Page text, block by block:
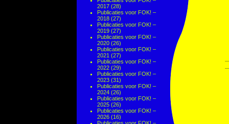
2017 (28)
Publicaties voor FOK! –
2018 (27)
Publicaties voor FOK! –
2019 (27)
Publicaties voor FOK! –
2020 (26)
Publicaties voor FOK! –
2021 (27)
Publicaties voor FOK! –
2022 (29)
Publicaties voor FOK! –
2023 (31)
Publicaties voor FOK! –
2024 (26)
Publicaties voor FOK! –
2025 (26)
Publicaties voor FOK! –
2026 (16)